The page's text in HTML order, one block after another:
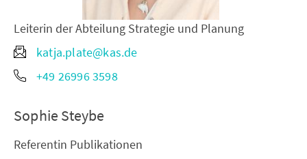
Leiterin der Abteilung Strategie und Planung
katja.plate@kas.de
+49 26996 3598
Sophie Steybe
Referentin Publikationen